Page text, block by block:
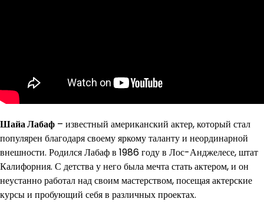
Шайа Лабаф – известный американский актер, который стал
популярен благодаря своему яркому таланту и неординарной
внешности. Родился Лабаф в 1986 году в Лос-Анджелесе, штат
Калифорния. С детства у него была мечта стать актером, и он
неустанно работал над своим мастерством, посещая актерские
курсы и пробующий себя в различных проектах.